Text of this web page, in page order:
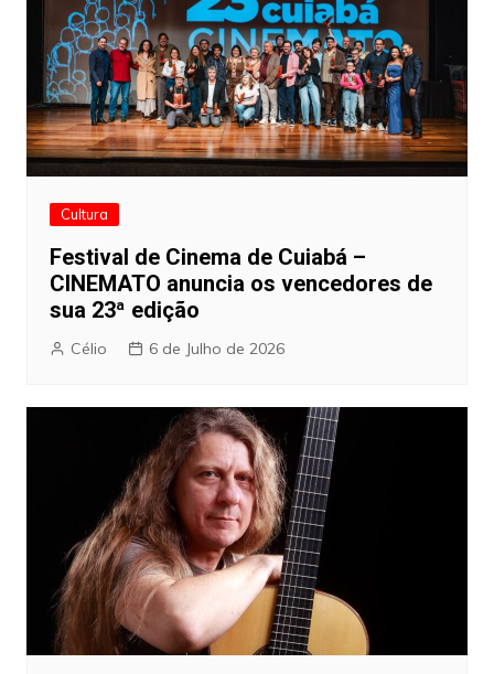
Cultura
Festival de Cinema de Cuiabá –
CINEMATO anuncia os vencedores de
sua 23ª edição
Célio 6 de Julho de 2026